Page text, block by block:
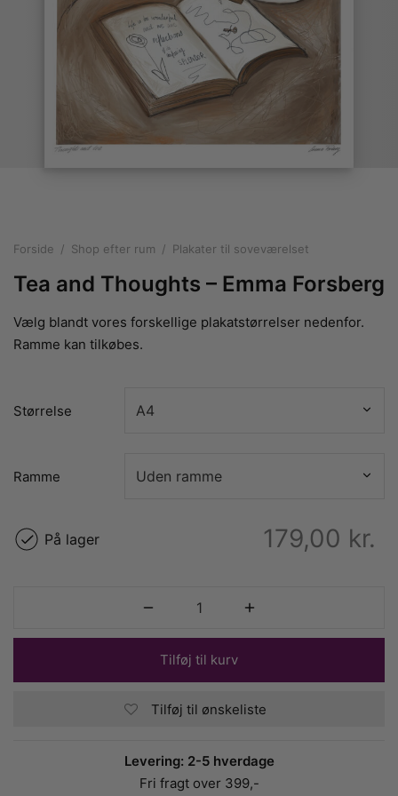
Forside / Shop efter rum / Plakater til soveværelset
Tea and Thoughts – Emma Forsberg
Vælg blandt vores forskellige plakatstørrelser nedenfor.
Ramme kan tilkøbes.
Størrelse
Ramme
179,00 kr.
På lager
Tilføj til kurv
Tilføj til ønskeliste
Levering: 2-5 hverdage
Fri fragt over 399,-
plakater
i pastelfarver
til sommerhuset
med kvinder